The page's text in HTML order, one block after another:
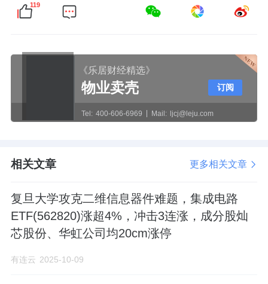
119
《乐居财经精选》
物业卖壳
Tel: 400-606-6969 Mail: ljcj@leju.com
订阅
相关文章 更多相关文章
复旦大学攻克二维信息器件难题，集成电路
ETF(562820)涨超4%，冲击3连涨，成分股灿
芯股份、华虹公司均20cm涨停
有连云 2025-10-09